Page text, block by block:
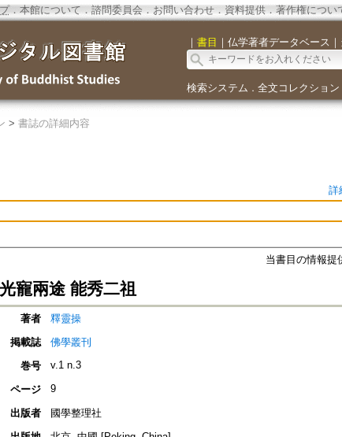
．本館について ． 諮問委員会． お問い合わせ． 資料提供． 著作権につい
｜ 書目 ｜ 仏学著者データベース ｜
検索システム ． 全文コレクション
> 書誌の詳細内容
詳
当書目の情報提
光寵兩途 能秀二祖
著者
釋靈操
掲載誌
佛學叢刊
巻号
v.1 n.3
ページ 9
出版者
國學整理社